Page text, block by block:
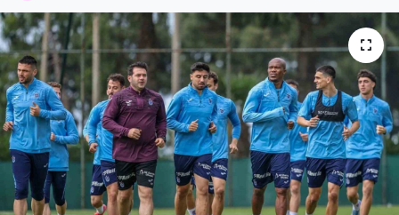
Magazin
Politika
Sağlık
Spor
Tüm Manşetler
Son Dakika Haberleri
Haber Arşivi